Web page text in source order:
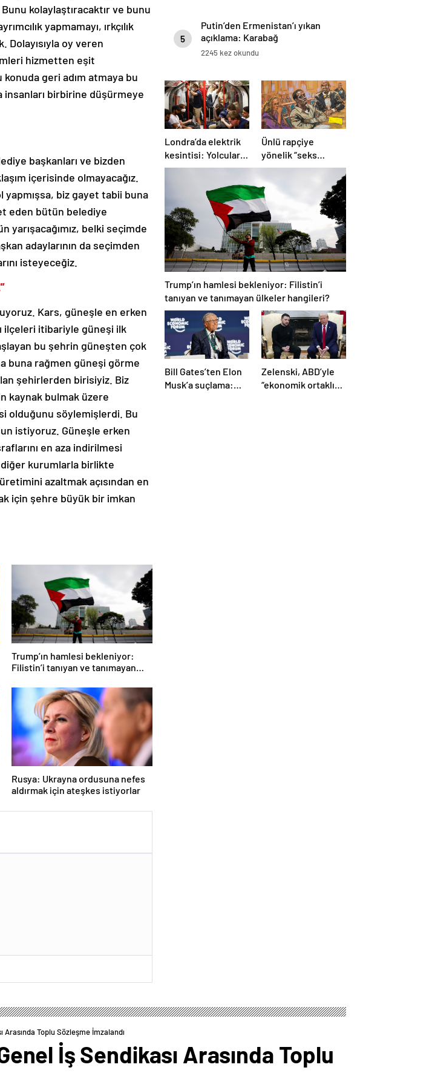
kolaylaştıracaktır ve bunu
yapmamayı, ırkçılık
Dolayısıyla oy veren
hizmetten eşit
konuda geri adım atmaya bu
birbirine düşürmeye
başkanları ve bizden
içerisinde olmayacağız.
biz gayet tabii buna
eden bütün belediye
yarışacağımız, belki seçimde
adaylarının da seçimden
isteyeceğiz.
Kars, güneşle en erken
ilçeleri itibariyle güneşi ilk
bu şehrin güneşten çok
buna rağmen güneşi görme
şehirlerden birisiyiz. Biz
kaynak bulmak üzere
olduğunu söylemişlerdi. Bu
istiyoruz. Güneşle erken
en aza indirilmesi
kurumlarla birlikte
azaltmak açısından en
için şehre büyük bir imkan
Trump’ın hamlesi bekleniyor:
Filistin’i tanıyan ve tanımayan
Rusya: Ukrayna ordusuna nefes
aldırmak için ateşkes istiyorlar
5
Putin’den Ermenistan’ı yıkan
açıklama: Karabağ
Azerbaycan’ın ayrılmaz bir
2245 kez okundu
Londra’da elektrik
kesintisi: Yolcular
metroda mahsur
Ünlü rapçiye
yönelik “seks
ticareti” davası
başladı
Trump’ın hamlesi bekleniyor: Filistin’i
tanıyan ve tanımayan ülkeler hangileri?
Bill Gates’ten Elon
Musk’a suçlama:
Zelenski, ABD’yle
“ekonomik ortaklık”
Toplu Sözleşme İmzalandı
İş Sendikası Arasında Toplu